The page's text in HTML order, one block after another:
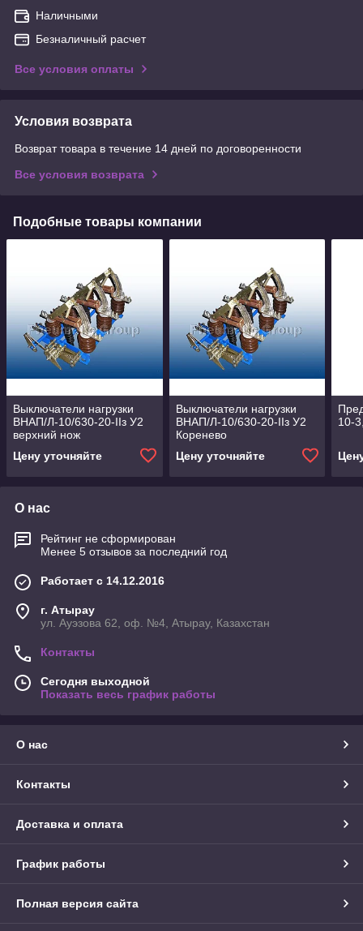
Наличными
Безналичный расчет
Все условия оплаты
Условия возврата
Возврат товара в течение 14 дней по договоренности
Все условия возврата
Подобные товары компании
Выключатели нагрузки
ВНАП/Л-10/630-20-IIз У2
верхний нож
Цену уточняйте
Выключатели нагрузки
ВНАП/Л-10/630-20-IIз У2
Коренево
Цену уточняйте
10-
О нас
Рейтинг не сформирован
Менее 5 отзывов за последний год
Работает с 14.12.2016
г. Атырау
ул. Ауэзова 62, оф. №4, Атырау, Казахстан
Контакты
Сегодня выходной
Показать весь график работы
О нас
Контакты
Доставка и оплата
График работы
Полная версия сайта